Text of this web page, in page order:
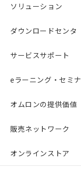
ソリューション
ダウンロードセンタ
サービスサポート
eラーニング・セミナ
オムロンの提供価値
販売ネットワーク
オンラインストア